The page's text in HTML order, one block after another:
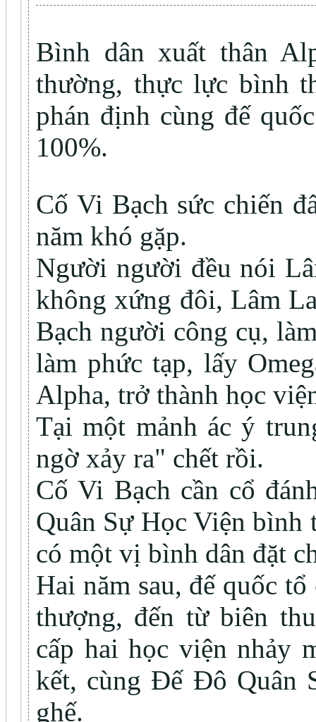
Bình dân xuất thân
thường, thực lực bình
phán định cùng đế
100%.
Cố Vi Bạch sức chiến
năm khó gặp.
Người người đều nói
không xứng đôi, Lâm
Bạch người công cụ,
làm phức tạp, lấy
Alpha, trở thành học
Tại một mảnh ác ý
ngờ xảy ra" chết rồi.
Cố Vi Bạch cần cổ
Quân Sự Học Viện
có một vị bình dân đặt
Hai năm sau, đế quốc
thượng, đến từ biên
cấp hai học viện nhảy
kết, cùng Đế Đô Quân
ghế.